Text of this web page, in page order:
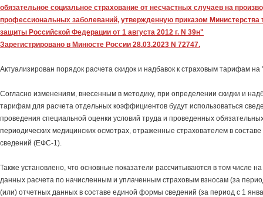
обязательное социальное страхование от несчастных случаев на
профессиональных заболеваний, утвержденную приказом Министерства
защиты Российской Федерации от 1 августа 2012 г. N 39н"
Зарегистрировано в Минюсте России 28.03.2023 N 72747.
Актуализирован порядок расчета скидок и надбавок к страховым тарифам на
Согласно изменениям, внесенным в методику, при определении скидки и
тарифам для расчета отдельных коэффициентов будут использоваться
проведения специальной оценки условий труда и проведенных
периодических медицинских осмотрах, отраженные страхователем в
сведений (ЕФС-1).
Также установлено, что основные показатели рассчитываются в том числе
данных расчета по начисленным и уплаченным страховым взносам (за
(или) отчетных данных в составе единой формы сведений (за период с 1